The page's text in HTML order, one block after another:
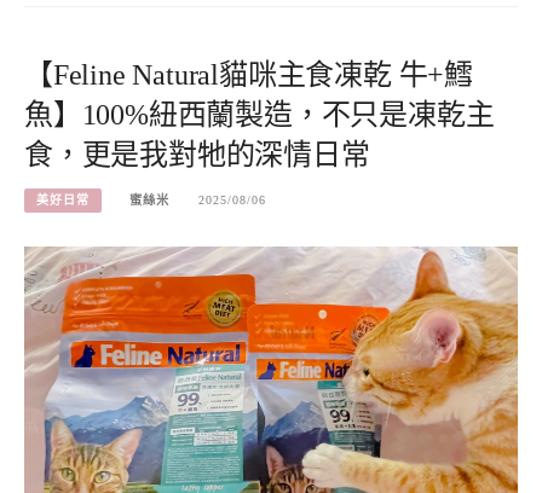
【Feline Natural貓咪主食凍乾 牛+鱈
魚】100%紐西蘭製造，不只是凍乾主
食，更是我對牠的深情日常
美好日常 蜜絲米 2025/08/06